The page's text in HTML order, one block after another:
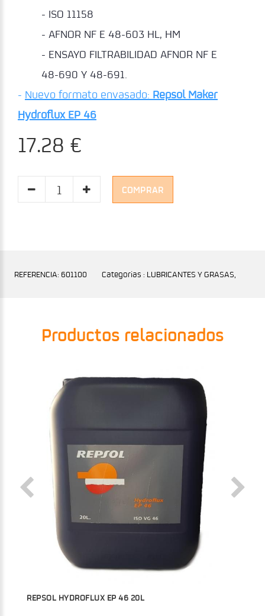
- ISO 11158
- AFNOR NF E 48-603 HL, HM
- ENSAYO FILTRABILIDAD AFNOR NF E
48-690 Y 48-691.
- Nuevo formato envasado:Repsol Maker
Hydroflux EP 46
17.28 €
COMPRAR
REFERENCIA: 601100 Categorias : LUBRICANTES Y GRASAS,
Productos relacionados
REPSOL HYDROFLUX EP 46 20L